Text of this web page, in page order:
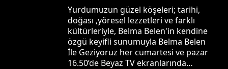
Yurdumuzun güzel köşeleri; tarihi,
doğası ,yöresel lezzetleri ve farklı
kültürleriyle, Belma Belen'in kendine
özgü keyifli sunumuyla Belma Belen
İle Geziyoruz her cumartesi ve pazar
16.50’de Beyaz TV ekranlarında…